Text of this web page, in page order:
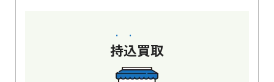
持込買取